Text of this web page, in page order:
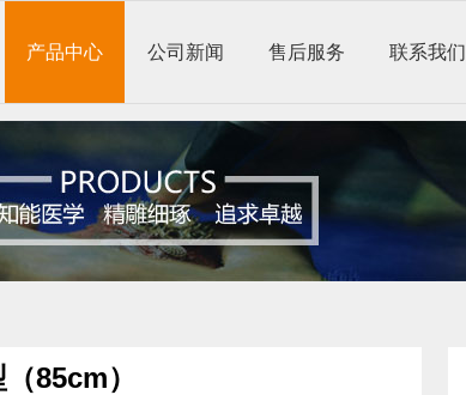
产品中心 公司新闻 售后服务 联系我们
85cm）